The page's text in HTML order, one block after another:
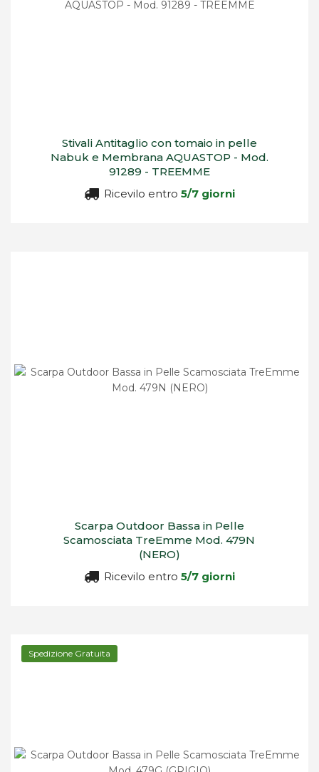
Stivali Antitaglio con tomaio in pelle
Nabuk e Membrana AQUASTOP - Mod.
91289 - TREEMME
Ricevilo entro 5/7 giorni
Scarpa Outdoor Bassa in Pelle
Scamosciata TreEmme Mod. 479N
(NERO)
Ricevilo entro 5/7 giorni
Spedizione Gratuita